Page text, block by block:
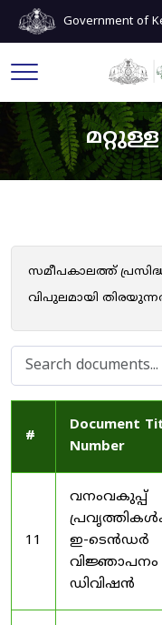
Government of
സമീപകാലത്ത്
വിപുലമായി
#
Document
Number
11
വനംവകുപ്പ്
ഇ-ടെൻഡർ
വിജ്ഞാപനം
ഡിവിഷൻ